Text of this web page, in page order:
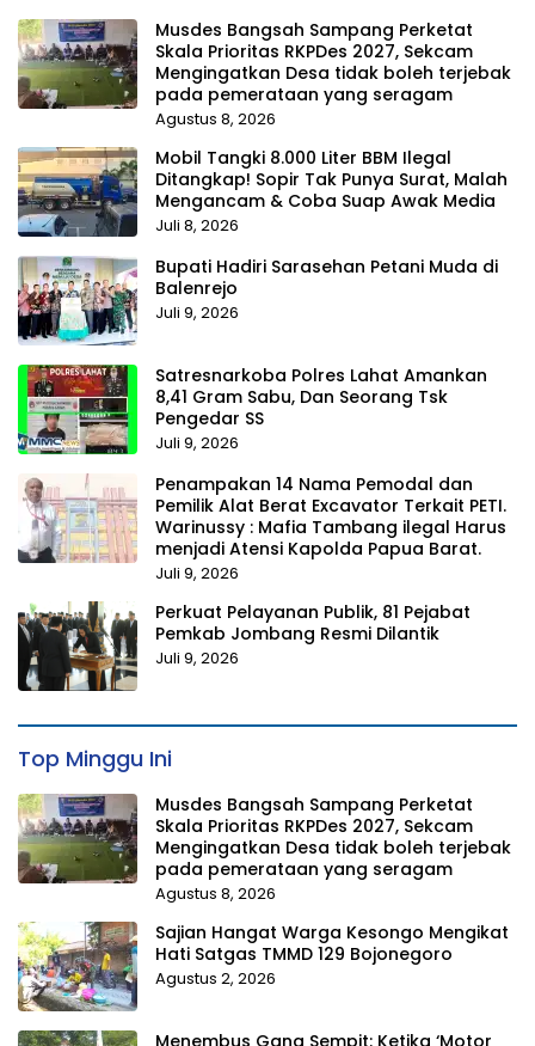
Musdes Bangsah Sampang Perketat
Skala Prioritas RKPDes 2027, Sekcam
Mengingatkan Desa tidak boleh terjebak
pada pemerataan yang seragam
Agustus 8, 2026
Mobil Tangki 8.000 Liter BBM Ilegal
Ditangkap! Sopir Tak Punya Surat, Malah
Mengancam & Coba Suap Awak Media
Juli 8, 2026
Bupati Hadiri Sarasehan Petani Muda di
Balenrejo
Juli 9, 2026
Satresnarkoba Polres Lahat Amankan
8,41 Gram Sabu, Dan Seorang Tsk
Pengedar SS
Juli 9, 2026
Penampakan 14 Nama Pemodal dan
Pemilik Alat Berat Excavator Terkait PETI.
Warinussy : Mafia Tambang ilegal Harus
menjadi Atensi Kapolda Papua Barat.
Juli 9, 2026
Perkuat Pelayanan Publik, 81 Pejabat
Pemkab Jombang Resmi Dilantik
Juli 9, 2026
Top Minggu Ini
Musdes Bangsah Sampang Perketat
Skala Prioritas RKPDes 2027, Sekcam
Mengingatkan Desa tidak boleh terjebak
pada pemerataan yang seragam
Agustus 8, 2026
Sajian Hangat Warga Kesongo Mengikat
Hati Satgas TMMD 129 Bojonegoro
Agustus 2, 2026
Menembus Gang Sempit: Ketika ‘Motor